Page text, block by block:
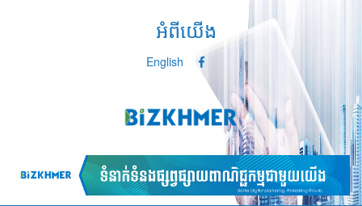
អំពីយើង
English